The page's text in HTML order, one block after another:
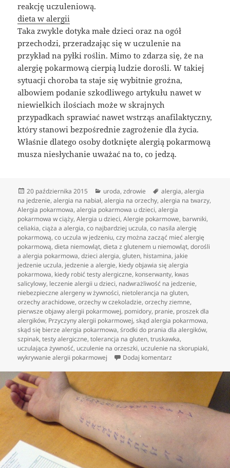
reakcję uczuleniową.
dieta w alergii
Taka zwykle dotyka małe dzieci oraz na ogół
przechodzi, przeradzając się w uczulenie na
przykład na pyłki roślin. Mimo to zdarza się, że na
alergię pokarmową cierpią ludzie dorośli. W takiej
sytuacji choroba ta staje się wybitnie groźna,
albowiem podanie szkodliwego artykułu nawet w
niewielkich ilościach może w skrajnych
przypadkach sprawiać nawet wstrząs anafilaktyczny,
który stanowi bezpośrednie zagrożenie dla życia.
Właśnie dlatego osoby dotknięte alergią pokarmową
musza niesłychanie uważać na to, co jedzą.
Data
publikacji
20 października 2015 Kategorie
uroda,zdrowie Tagi
alergia,alergia
na jedzenie,alergia na nabiał,alergia na orzechy,alergia na twarzy,
Alergia pokarmowa,alergia pokarmowa u dzieci,alergia
pokarmowa w ciąży,Alergia u dzieci,Alergie pokarmowe, barwniki,
celiakia,ciąża a alergia,co najbardziej uczula,co nasila alergię
pokarmową,co uczula w jedzeniu,czy można zacząć mieć alergię
pokarmową,dieta niemowląt,dieta z glutenem u niemowląt,dorośli
a alergia pokarmowa,dzieci alergia,gluten, histamina, jakie
jedzenie uczula, jedzenie a alergie, kiedy objawia się alergia
pokarmowa, kiedy robić testy alergiczne, konserwanty, kwas
salicylowy, leczenie alergii u dzieci, nadwrażliwość na jedzenie,
niebezpieczne alergeny w żywności, nietolerancja na gluten,
orzechy arachidowe,orzechy w czekoladzie,orzechy ziemne,
pierwsze objawy alergii pokarmowej, pomidory, pranie, proszek dla
alergików, Przyczyny alergii pokarmowej,skąd alergia pokarmowa,
skąd się bierze alergia pokarmowa,środki do prania dla alergików,
szpinak,testy alergiczne,tolerancja na gluten,truskawka,
uczulająca żywność, uczulenie na orzeszki, uczulenie na skorupiaki,
wykrywanie alergii pokarmowej
Dodaj komentarz